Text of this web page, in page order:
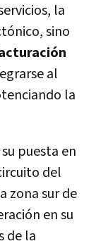
la
sino
al
la
puesta en
del
zona sur de
en su
de la